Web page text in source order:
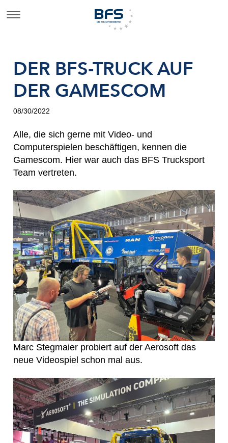
DER BFS-TRUCK AUF
DER GAMESCOM
08/30/2022
Alle, die sich gerne mit Video- und
Computerspielen beschäftigen, kennen die
Gamescom. Hier war auch das BFS Trucksport
Team vertreten.
Marc Stegmaier probiert auf der Aerosoft das
neue Videospiel schon mal aus.